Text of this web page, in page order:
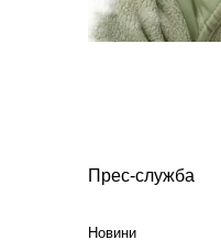
Прес-служба
Новини